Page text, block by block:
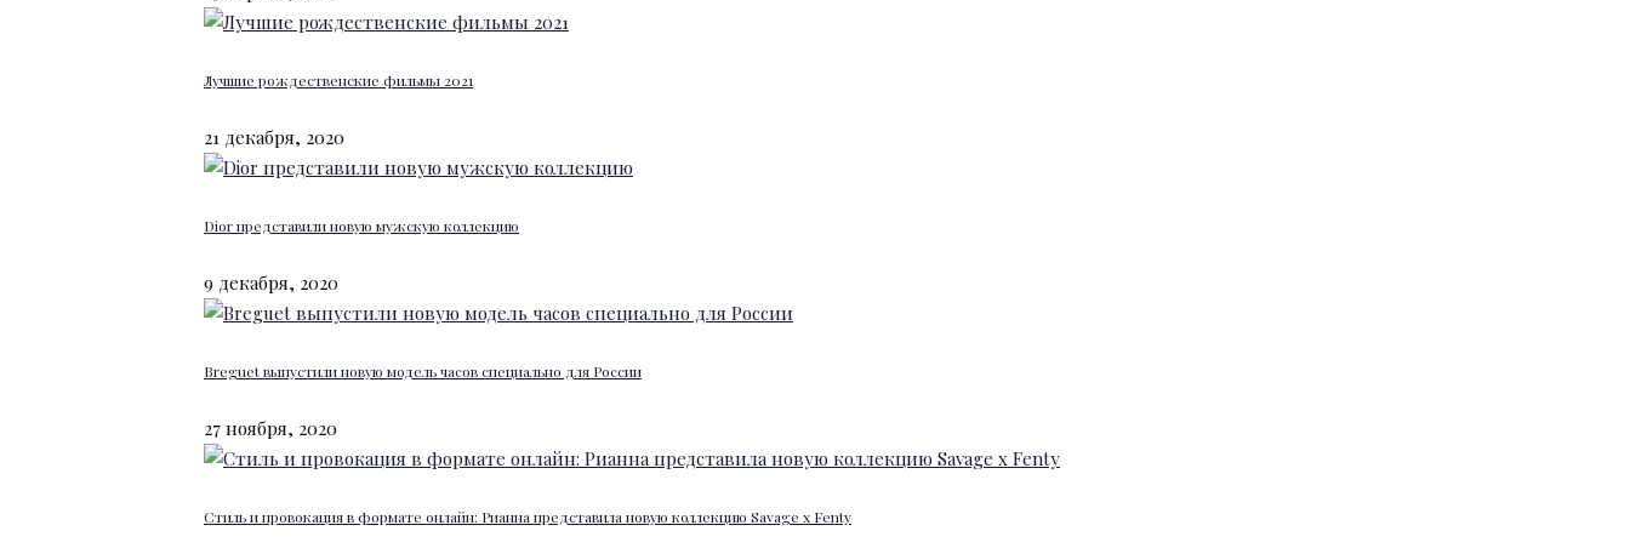
Лучшие рождественские фильмы 2021
21 декабря, 2020
Dior представили новую мужскую коллекцию
9 декабря, 2020
Breguet выпустили новую модель часов специально для России
27 ноября, 2020
Стиль и провокация в формате онлайн: Рианна представила новую коллекцию Savage x Fenty